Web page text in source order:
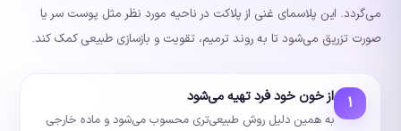
می‌گردد. این پلاسمای غنی از پلاکت در ناحیه مورد نظر مثل پوست سر یا
صورت تزریق می‌شود تا به روند ترمیم، تقویت و بازسازی طبیعی کمک کند.
۱ از خون خود فرد تهیه می‌شود
به همین دلیل روش طبیعی‌تری محسوب می‌شود و ماده خارجی